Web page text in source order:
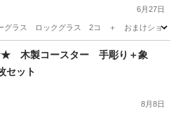
6月27日
ラス ロックグラス 2コ ＋ おまけショット
食器 クリスタルグラス
木製コースター 手彫り＋象
ット
8月8日